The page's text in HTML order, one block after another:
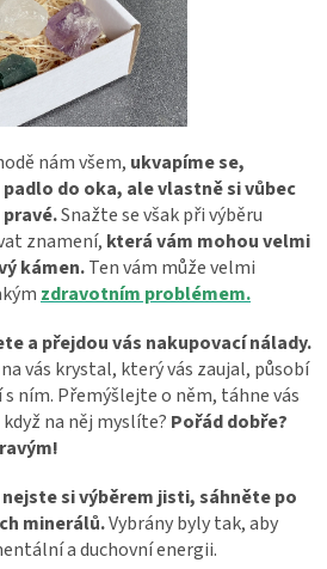
nám všem, ukvapíme se,
do oka, ale vlastně si vůbec
Snažte se však při výběru
znamení, která vám mohou velmi
kámen.Ten vám může velmi
zdravotním problémem.
a přejdou vás nakupovací nálady.
vás krystal, který vás zaujal, působí
ním. Přemýšlejte o něm, táhne vás
na něj myslíte? Pořád dobře?
nejste si výběrem jisti, sáhněte po
minerálů.Vybrány byly tak, aby
a duchovní energii.